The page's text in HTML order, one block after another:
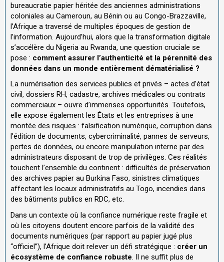
bureaucratie papier héritée des anciennes administrations
coloniales au Cameroun, au Bénin ou au Congo-Brazzaville,
l’Afrique a traversé de multiples époques de gestion de
l’information. Aujourd’hui, alors que la transformation digitale
s’accélère du Nigeria au Rwanda, une question cruciale se
pose : comment assurer l’authenticité et la pérennité des
données dans un monde entièrement dématérialisé ?
La numérisation des services publics et privés – actes d’état
civil, dossiers RH, cadastre, archives médicales ou contrats
commerciaux – ouvre d’immenses opportunités. Toutefois,
elle expose également les États et les entreprises à une
montée des risques : falsification numérique, corruption dans
l’édition de documents, cybercriminalité, pannes de serveurs,
pertes de données, ou encore manipulation interne par des
administrateurs disposant de trop de privilèges. Ces réalités
touchent l’ensemble du continent : difficultés de préservation
des archives papier au Burkina Faso, sinistres climatiques
affectant les locaux administratifs au Togo, incendies dans
des bâtiments publics en RDC, etc.
Dans un contexte où la confiance numérique reste fragile et
où les citoyens doutent encore parfois de la validité des
documents numériques (par rapport au papier jugé plus
“officiel”), l’Afrique doit relever un défi stratégique : créer un
écosystème de confiance robuste . Il ne suffit plus de